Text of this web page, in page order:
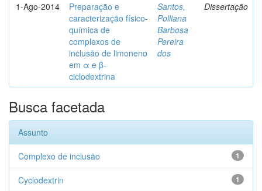
1-Ago-2014
Preparação e
caracterização físico-
química de
complexos de
inclusão de limoneno
em α e β-
ciclodextrina
Santos,
Polliana
Barbosa
Pereira
dos
Dissertação
Busca facetada
Assunto
1
Complexo de inclusão
1
Cyclodextrin